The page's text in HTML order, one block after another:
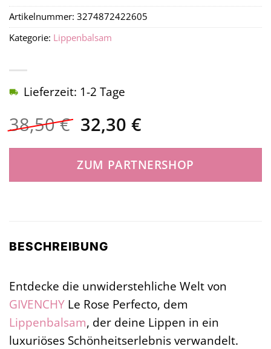
38,50€ Ursprünglicher
Preis
war:
38,50 €
32,30 €Aktueller
ist:
32,30 €.
Lieferzeit: 1-2 Tage
ZUM PARTNERSHOP
Artikelnummer: 3274872422605
Kategorie: Lippenbalsam
BESCHREIBUNG
Entdecke die unwiderstehliche Welt von
GIVENCHY Le Rose Perfecto, dem
Lippenbalsam, der deine Lippen in ein
luxuriöses Schönheitserlebnis verwandelt.